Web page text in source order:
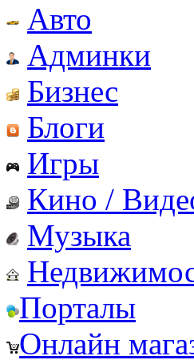
Авто
Админки
Бизнес
Блоги
Игры
Кино /
Музыка
Порталы
Онлайн